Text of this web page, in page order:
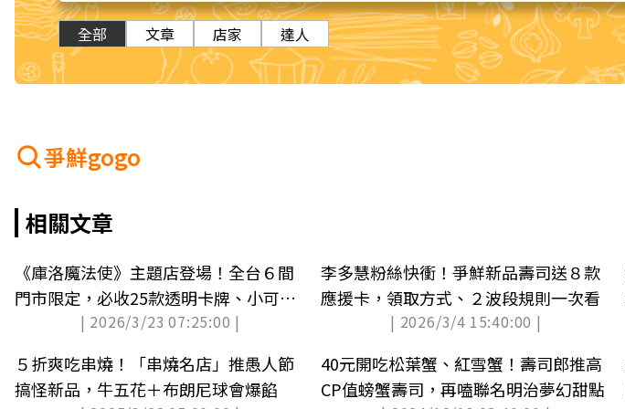
全部 文章 店家 達人
爭鮮gogo
相關文章
《庫洛魔法使》主題店登場！全台６間
門市限定，必收25款透明卡牌、小可零
| 2026/3/23 07:25:00 |
李多慧粉絲快衝！爭鮮新品壽司送８款
應援卡，領取方式、２波段規則一次看
| 2026/3/4 15:40:00 |
５折爽吃串燒！「串燒名店」推愚人節
搞怪新品，牛五花＋布朗尼球會爆餡
40元開吃松葉蟹、紅雪蟹！壽司郎推高
CP值螃蟹壽司，再嗑聯名明治夢幻甜點